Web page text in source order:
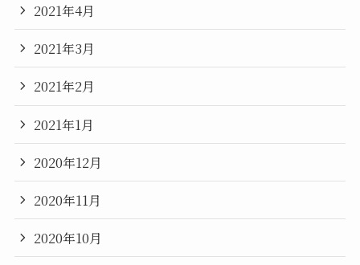
2021年4月
2021年3月
2021年2月
2021年1月
2020年12月
2020年11月
2020年10月